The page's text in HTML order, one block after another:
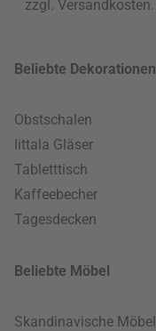
zzgl. Versandkosten
Beliebte Dekorationen
Obstschalen
Iittala Gläser
Tabletttisch
Kaffeebecher
Tagesdecken
Beliebte Möbel
Skandinavische Möbel